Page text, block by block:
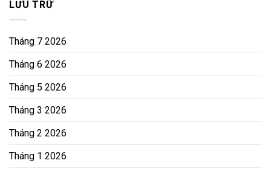
LƯU TRỮ
Tháng 7 2026
Tháng 6 2026
Tháng 5 2026
Tháng 3 2026
Tháng 2 2026
Tháng 1 2026